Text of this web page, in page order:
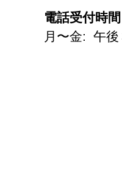
電話受付時間
月〜金: 午